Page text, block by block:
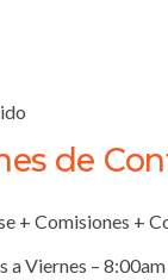
de
+ Comisiones +
a Viernes –